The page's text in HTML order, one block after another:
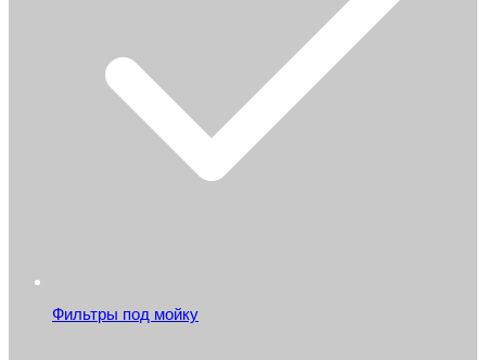
Фильтры под мойку